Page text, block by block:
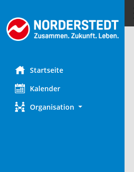
Startseite
Kalender
Organisation